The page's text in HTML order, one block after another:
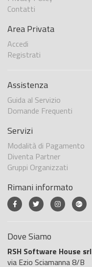
Contatti
Area Privata
Accedi
Registrati
Assistenza
Guida al Servizio
Domande Frequenti
Servizi
Modalità di Pagamento
Diventa Partner
Gruppi Organizzati
Rimani informato
Dove Siamo
RSH Software House srl
via Ezio Sciamanna 8/B